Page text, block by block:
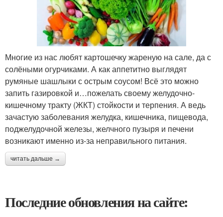
Многие из нас любят картошечку жареную на сале, да с
солёными огурчиками. А как аппетитно выглядят
румяные шашлыки с острым соусом! Всё это можно
запить газировкой и…пожелать своему желудочно-
кишечному тракту (ЖКТ) стойкости и терпения. А ведь
зачастую заболевания желудка, кишечника, пищевода,
поджелудочной железы, желчного пузыря и печени
возникают именно из-за неправильного питания.
читать дальше →
Последние обновления на сайте: